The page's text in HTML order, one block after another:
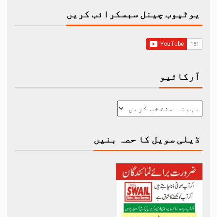
یوٹیوب چینل سبسکرائب کریں
آرکائیو
ڈیلی سویل کا حصہ بنیں